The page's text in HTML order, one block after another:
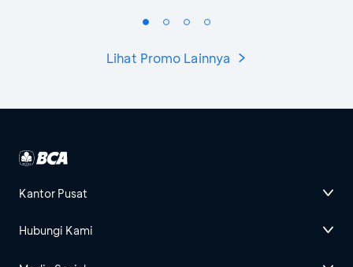
Lihat Promo Lainnya
Kantor Pusat
Hubungi Kami